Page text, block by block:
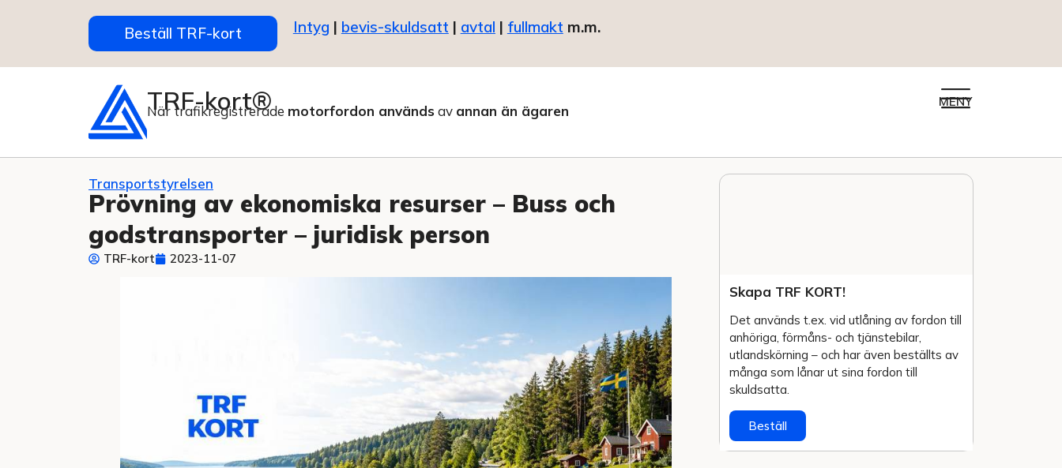
Beställ TRF-kort Intyg | bevis-skuldsatt | avtal | fullmakt m.m.
TRF-kort®
När trafikregistrerade motorfordon används av annan än ägaren
MENY
Transportstyrelsen
Prövning av ekonomiska resurser – Buss och
godstransporter – juridisk person
TRF-kort 2023-11-07
Skapa TRF KORT!
Det används t.ex. vid utlåning av fordon till
anhöriga, förmåns- och tjänstebilar,
utlands­körning – och har även beställts av
många som lånar ut sina fordon till
skuldsatta.
Beställ